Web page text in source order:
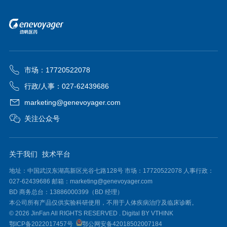
市场：17720522078
行政/人事：027-62439686
marketing@genevoyager.com
关注公众号
关于我们 技术平台
地址：中国武汉东湖高新区光谷七路128号 市场：17720522078 人事行政：
027-62439686 邮箱：marketing@genevoyager.com
BD 商务总台：13886000399（BD 经理）
本公司所有产品仅供实验科研使用，不用于人体疾病治疗及临床诊断。
© 2026 JinFan All RIGHTS RESERVED . Digital BY VTHINK
鄂ICP备2022017457号
鄂公网安备42018502007184